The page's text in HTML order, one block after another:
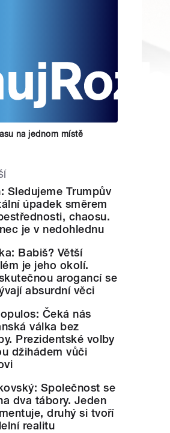
na jednom místě
Sledujeme Trumpův
úpadek směrem
chaosu.
je v nedohlednu
Babiš? Větší
je jeho okolí.
arogancí se
absurdní věci
Čeká nás
válka bez
Prezidentské volby
džihádem vůči
Společnost se
dva tábory. Jeden
druhý si tvoří
realitu